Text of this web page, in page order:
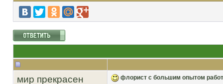
мир прекрасен флорист с большим опытом